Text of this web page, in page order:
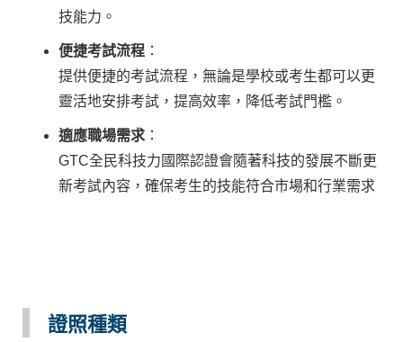
技能力。
便捷考試流程 ：
提供便捷的考試流程，無論是學校或考生都可以更
靈活地安排考試，提高效率，降低考試門檻。
適應職場需求 ：
GTC全民科技力國際認證會隨著科技的發展不斷更
新考試內容，確保考生的技能符合市場和行業需求
證照種類